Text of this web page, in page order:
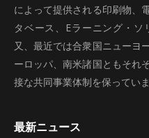
によって提供される印刷物、
タベース、Eラーニング・ソ
又、最近では合衆国ニューヨ
ーロッパ、南米諸国ともそれ
接な共同事業体制を保っていま
最新ニュース